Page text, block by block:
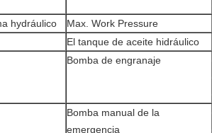
hydráulico Max. Work Pressure
El tanque de aceite hidráulico
Bomba de engranaje
Bomba manual de la
emergencia